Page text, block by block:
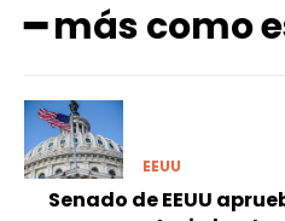
━ más como
EEUU
Senado de EEUU